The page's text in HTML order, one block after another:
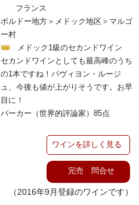
フランス
ボルドー地方＞メドック地区＞マルゴ
ー村
メドック1級のセカンドワイン
セカンドワインとしても最高峰のうち
の1本ですね！パヴィヨン・ルージ
ュ、今後も値が上がりそうです。お早
目に！
パーカー（世界的評論家）85点
ワインを詳しく見る
完売 問合せ
（2016年9月登録のワインです）